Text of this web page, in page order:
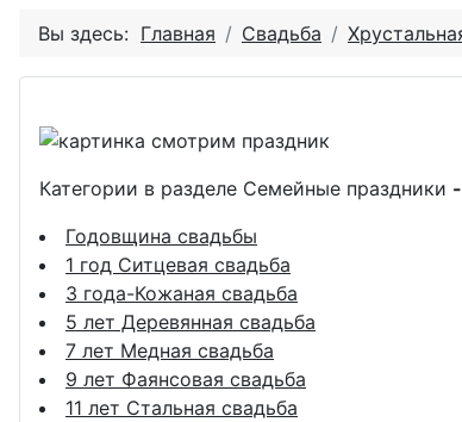
Вы здесь: Главная Свадьба
Категории в разделе Семейные праздники
Годовщина свадьбы
1 год Ситцевая свадьба
3 года-Кожаная свадьба
5 лет Деревянная свадьба
7 лет Медная свадьба
9 лет Фаянсовая свадьба
11 лет Стальная свадьба